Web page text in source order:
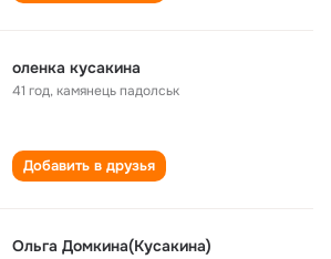
оленка кусакина
41 год,камянець падолськ
Добавить в друзья
Ольга Домкина(Кусакина)